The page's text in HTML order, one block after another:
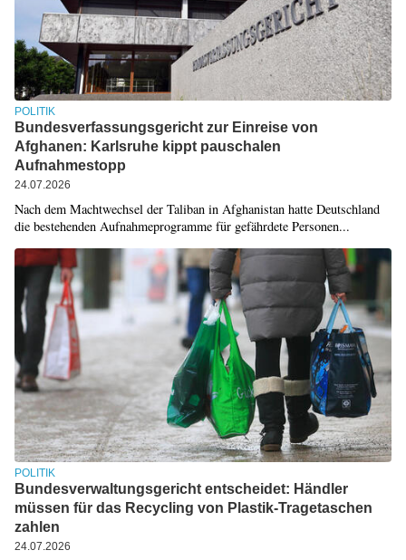
POLITIK
Bundesverfassungsgericht zur Einreise von
Afghanen: Karlsruhe kippt pauschalen
Aufnahmestopp
24.07.2026
Nach dem Machtwechsel der Taliban in Afghanistan hatte Deutschland
die bestehenden Aufnahmeprogramme für gefährdete Personen...
POLITIK
Bundesverwaltungsgericht entscheidet: Händler
müssen für das Recycling von Plastik-Tragetaschen
zahlen
24.07.2026